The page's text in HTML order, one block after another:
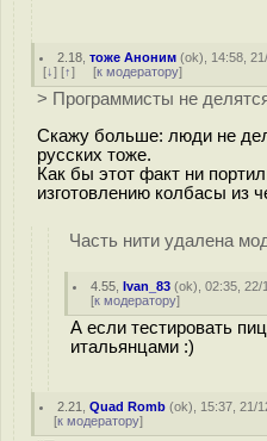
2.18 ,тоже Аноним (ok), 14:58,
[↓] [↑] [к модератору]
> Программисты не
Скажу больше: люди не
русских тоже.
Как бы этот факт ни
изготовлению колбасы из
Часть нити удалена
4.55 ,Ivan_83 (ok), 02:35, 22/
[к модератору]
А если тестировать
итальянцами :)
2.21 ,Quad Romb (ok), 15:37, 21/
[к модератору]